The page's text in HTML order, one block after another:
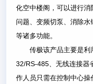
化空中楼阁，可以进行
问题、变频切泵、消除
等诸多功能。
传极该产品主要是利
32/RS-485、无线连接器
作人员只需在控制中心